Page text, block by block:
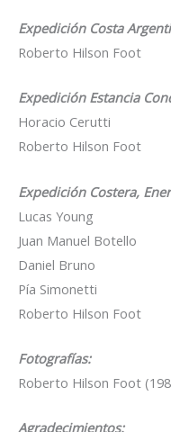
Expedición Costa
Roberto Hilson Foot
Expedición Estancia
Horacio Cerutti
Roberto Hilson Foot
Expedición Costera,
Lucas Young
Juan Manuel Botello
Daniel Bruno
Pía Simonetti
Roberto Hilson Foot
Fotografías:
Roberto Hilson Foot
Agradecimientos: